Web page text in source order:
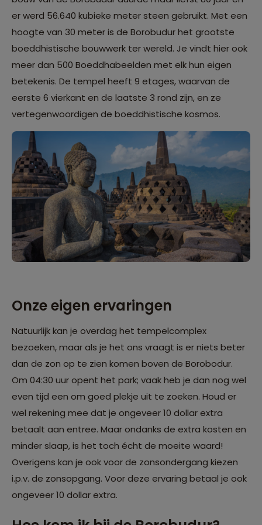
er werd 56.640 kubieke meter steen gebruikt. Met een
hoogte van 30 meter is de Borobudur het grootste
boeddhistische bouwwerk ter wereld. Je vindt hier ook
meer dan 500 Boeddhabeelden met elk hun eigen
betekenis. De tempel heeft 9 etages, waarvan de
eerste 6 vierkant en de laatste 3 rond zijn, en ze
vertegenwoordigen de boeddhistische kosmos.
Onze eigen ervaringen
Natuurlijk kan je overdag het tempelcomplex
bezoeken, maar als je het ons vraagt is er niets beter
dan de zon op te zien komen boven de Borobodur.
Om 04:30 uur opent het park; vaak heb je dan nog wel
even tijd een om goed plekje uit te zoeken. Houd er
wel rekening mee dat je ongeveer 10 dollar extra
betaalt aan entree. Maar ondanks de extra kosten en
minder slaap, is het toch écht de moeite waard!
Overigens kan je ook voor de zonsondergang kiezen
i.p.v. de zonsopgang. Voor deze ervaring betaal je ook
ongeveer 10 dollar extra.